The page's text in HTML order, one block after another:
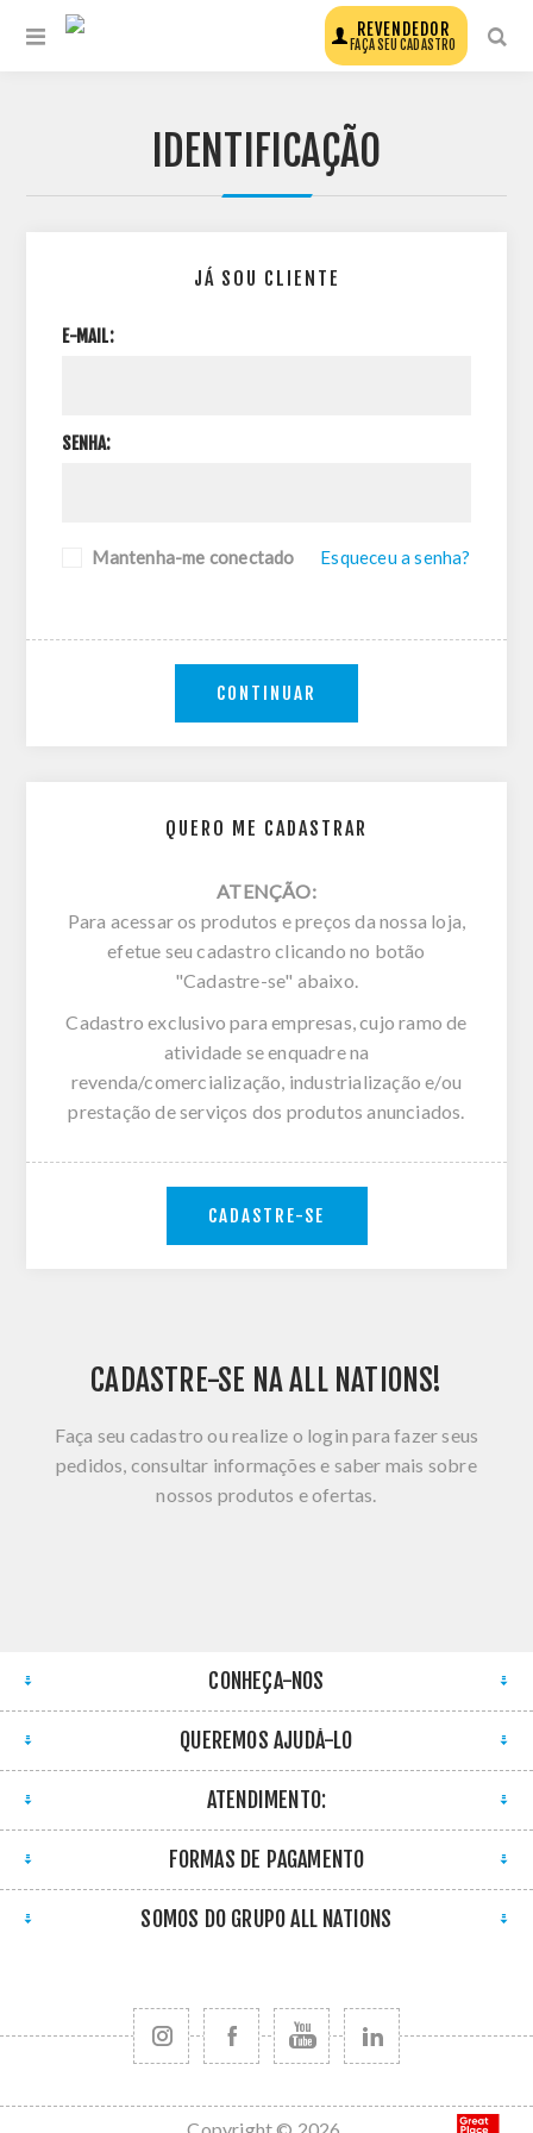
REVENDEDOR
FAÇA SEU CADASTRO
IDENTIFICAÇÃO
QUERO ME CADASTRAR
ATENÇÃO:
Para acessar os produtos e preços da nossa loja,
efetue seu cadastro clicando no botão
"Cadastre-se" abaixo.
Cadastro exclusivo para empresas, cujo ramo de
atividade se enquadre na
revenda/comercialização, industrialização e/ou
prestação de serviços dos produtos anunciados.
CADASTRE-SE
JÁ SOU CLIENTE
E-MAIL:
SENHA:
Mantenha-me conectado Esqueceu a senha?
CONTINUAR
CADASTRE-SE NA ALL NATIONS!
Faça seu cadastro ou realize o login para fazer seus
pedidos, consultar informações e saber mais sobre
nossos produtos e ofertas.
CONHEÇA-NOS
QUEREMOS AJUDÁ-LO
ATENDIMENTO:
FORMAS DE PAGAMENTO
SOMOS DO GRUPO ALL NATIONS